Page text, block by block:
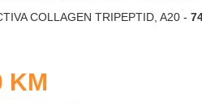
COLLAGEN TRIPEPTID, A20 -
KM